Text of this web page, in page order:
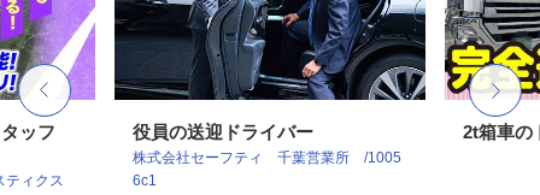
ッフ
ティクス
役員の送迎ドライバー
株式会社セーフティ 千葉営業所 /1005
6c1
2t箱車の